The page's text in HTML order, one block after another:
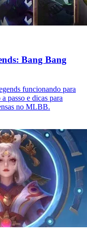
Bang Bang
funcionando para
passo e dicas para
no MLBB.